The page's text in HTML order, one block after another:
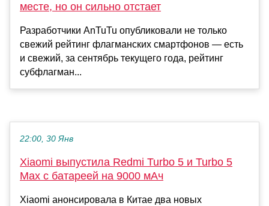
месте, но он сильно отстает
Разработчики AnTuTu опубликовали не только
свежий рейтинг флагманских смартфонов — есть
и свежий, за сентябрь текущего года, рейтинг
субфлагман...
22:00, 30 Янв
Xiaomi выпустила Redmi Turbo 5 и Turbo 5
Max с батареей на 9000 мАч
Xiaomi анонсировала в Китае два новых